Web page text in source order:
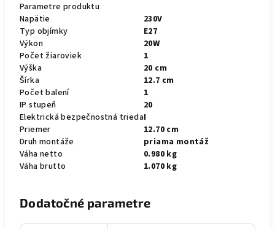
Parametre produktu
Napätie
230V
Typ objímky
E27
Výkon
20W
Počet žiaroviek
1
Výška
20 cm
Šírka
12.7 cm
Počet balení
1
IP stupeň
20
Elektrická bezpečnostná triedaI
Priemer
12.70 cm
Druh montáže
priama montáž
Váha netto
0.980 kg
Váha brutto
1.070 kg
Dodatočné parametre